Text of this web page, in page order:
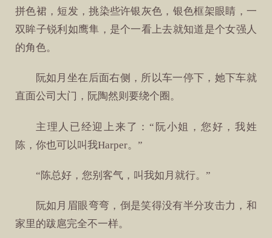
拼色裙，短发，挑染些许银灰色，银色框架眼睛，一
双眸子锐利如鹰隼，是个一看上去就知道是个女强人
的角色。
阮如月坐在后面右侧，所以车一停下，她下车就
直面公司大门，阮陶然则要绕个圈。
主理人已经迎上来了：“阮小姐，您好，我姓
陈，你也可以叫我Harper。”
“陈总好，您别客气，叫我如月就行。”
阮如月眉眼弯弯，倒是笑得没有半分攻击力，和
家里的跋扈完全不一样。